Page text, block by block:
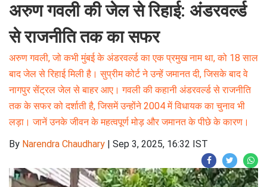
अरुण गवली की जेल से रिहाई: अंडरवर्ल्ड
से राजनीति तक का सफर
अरुण गवली, जो कभी मुंबई के अंडरवर्ल्ड का एक प्रमुख नाम था, को 18 साल
बाद जेल से रिहाई मिली है। सुप्रीम कोर्ट ने उन्हें जमानत दी, जिसके बाद वे
नागपुर सेंट्रल जेल से बाहर आए। गवली की कहानी अंडरवर्ल्ड से राजनीति
तक के सफर को दर्शाती है, जिसमें उन्होंने 2004 में विधायक का चुनाव भी
लड़ा। जानें उनके जीवन के महत्वपूर्ण मोड़ और जमानत के पीछे के कारण।
By Narendra Chaudhary | Sep 3, 2025, 16:32 IST